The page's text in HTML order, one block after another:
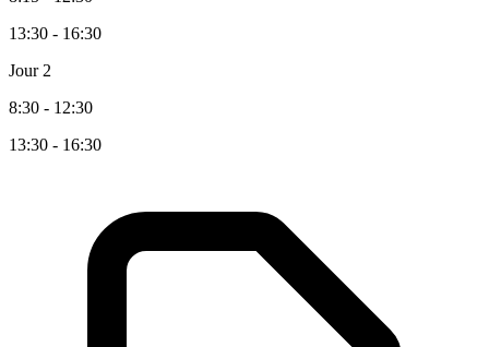
13:30 - 16:30
Jour 2
8:30 - 12:30
13:30 - 16:30